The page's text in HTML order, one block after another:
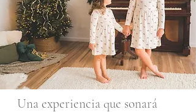
Una experiencia que sonará